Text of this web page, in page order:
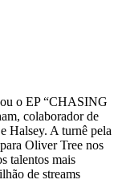
o EP “CHASING
colaborador de
Halsey. A turnê pela
Oliver Tree nos
talentos mais
de streams